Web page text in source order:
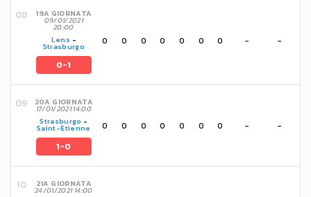
19A GIORNATA
09/01/2021
20:00
Lens -
Strasburgo
0-1
0 0 0 0 0 0 0 - -
20A GIORNATA
17/01/2021 14:00
Strasburgo -
Saint-Etienne
1-0
0 0 0 0 0 0 0 - -
21A GIORNATA
24/01/2021 14:00